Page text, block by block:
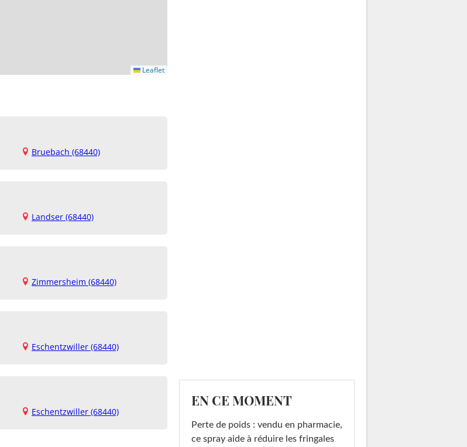
Leaflet
Bruebach (68440)
Landser (68440)
Zimmersheim (68440)
Eschentzwiller (68440)
Eschentzwiller (68440)
EN CE MOMENT
Perte de poids : vendu en pharmacie,
ce spray aide à réduire les fringales